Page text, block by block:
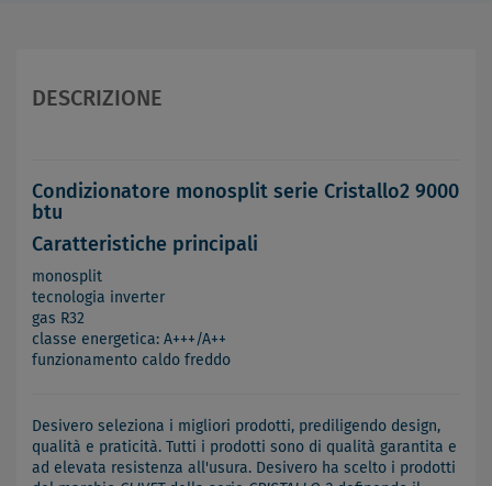
DESCRIZIONE
Condizionatore monosplit serie Cristallo2 9000
btu
Caratteristiche principali
monosplit
tecnologia inverter
gas R32
classe energetica: A+++/A++
funzionamento caldo freddo
Desivero seleziona i migliori prodotti, prediligendo design,
qualità e praticità. Tutti i prodotti sono di qualità garantita e
ad elevata resistenza all'usura. Desivero ha scelto i prodotti